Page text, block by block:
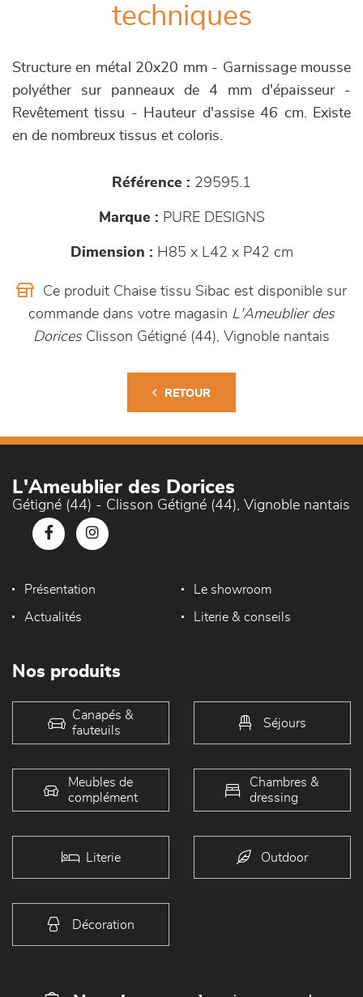
techniques
Structure en métal 20x20 mm - Garnissage mousse
polyéther sur panneaux de 4 mm d'épaisseur -
Revêtement tissu - Hauteur d'assise 46 cm. Existe
en de nombreux tissus et coloris.
Référence : 29595.1
Marque : PURE DESIGNS
Dimension : H85 x L42 x P42 cm
Ce produit Chaise tissu Sibac est disponible sur
commande dans votre magasin L'Ameublier des
DoricesClisson Gétigné (44), Vignoble nantais
RETOUR
L'Ameublier des Dorices
Gétigné (44) - Clisson Gétigné (44), Vignoble nantais
Présentation Le showroom
Actualités Literie & conseils
Nos produits
Canapés &
fauteuils
Séjours
Meubles de
complément
Chambres &
dressing
Literie Outdoor
Décoration